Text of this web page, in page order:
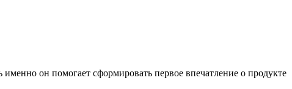
он помогает сформировать первое впечатление о продукте